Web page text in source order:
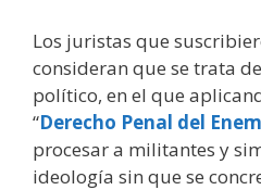
Los juristas que
consideran que se trata
político, en el que
“Derecho Penal del
procesar a militantes y
ideología sin que se